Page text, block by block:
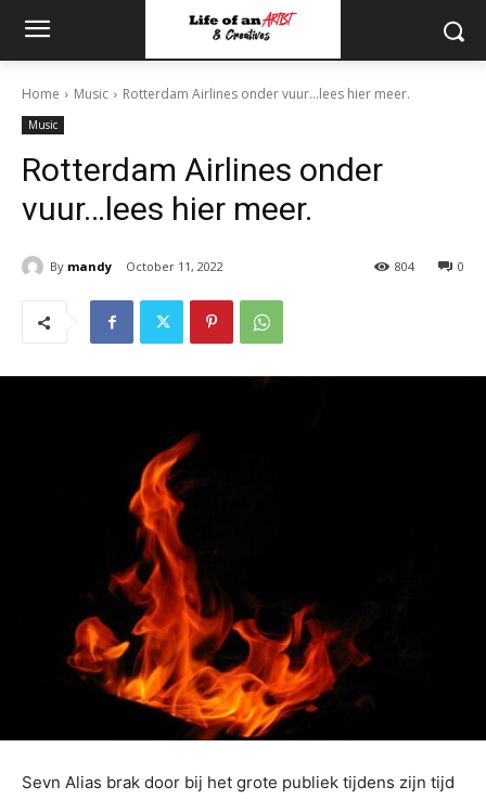
Home Music Rotterdam Airlines onder vuur...lees hier meer.
Music
Rotterdam Airlines onder
vuur…lees hier meer.
By mandy October 11, 2022 0
804
Sevn Alias brak door bij het grote publiek tijdens zijn tijd